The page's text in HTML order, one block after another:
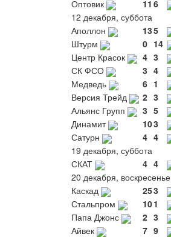
Оптовик
11 6
12 декабря, суббота
Аполлон
135
Штурм
0 14
Центр Красок
4 3
СК ФСО
3 4
Медведь
6 1
Версия Трейд
2 3
Альянс Групп
3 5
Динамит
103
Сатурн
4 4
19 декабря, суббота
СКАТ
4 4
20 декабря, воскресенье
Каскад
253
Стальпром
101
Папа Джонс
2 3
Айвек
7 9